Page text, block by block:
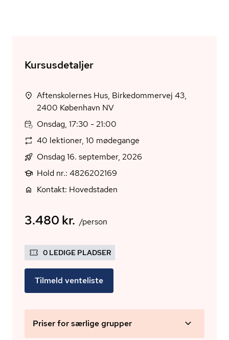
Kursusdetaljer
Aftenskolernes Hus, Birkedommervej 43,
2400 København NV
Onsdag, 17:30 - 21:00
40 lektioner, 10 mødegange
Onsdag 16. september, 2026
Hold nr.: 4826202169
Kontakt: Hovedstaden
3.480 kr. /person
0 LEDIGE PLADSER
Tilmeld venteliste
Priser for særlige grupper